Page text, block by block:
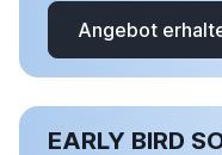
Angebot
EARLY BIRD